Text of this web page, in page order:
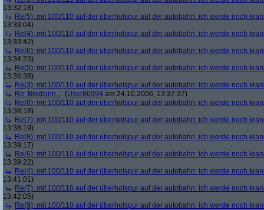
13:32:18)
Re(5): mit 100/110 auf der überholspur auf der autobahn: ich werde noch
13:33:04)
Re(4): mit 100/110 auf der überholspur auf der autobahn: ich werde noch
13:33:42)
Re(6): mit 100/110 auf der überholspur auf der autobahn: ich werde noch
13:34:23)
Re(5): mit 100/110 auf der überholspur auf der autobahn: ich werde noch
13:36:38)
Re(3): mit 100/110 auf der überholspur auf der autobahn: ich werde noch
Re: Bledsinn... (User86994 am 24.10.2006, 13:37:37)
Re(6): mit 100/110 auf der überholspur auf der autobahn: ich werde noch
13:38:18)
Re(7): mit 100/110 auf der überholspur auf der autobahn: ich werde noch
13:38:19)
Re(8): mit 100/110 auf der überholspur auf der autobahn: ich werde noch
13:39:17)
Re(6): mit 100/110 auf der überholspur auf der autobahn: ich werde noch
13:39:22)
Re(4): mit 100/110 auf der überholspur auf der autobahn: ich werde noch
13:41:01)
Re(7): mit 100/110 auf der überholspur auf der autobahn: ich werde noch
13:42:05)
Re(9): mit 100/110 auf der überholspur auf der autobahn: ich werde noch